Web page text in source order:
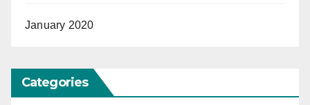
January 2020
Categories